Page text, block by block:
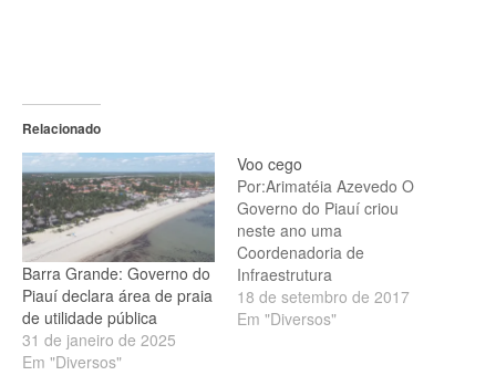
Relacionado
Barra Grande: Governo do
Piauí declara área de praia
de utilidade pública
31 de janeiro de 2025
Em "Diversos"
Voo cego
Por:Arimatéia Azevedo O
Governo do Piauí criou
neste ano uma
Coordenadoria de
Infraestrutura
Aeroportuária. Antes,
gastou alguns milhões de
18 de setembro de 2017
Em "Diversos"